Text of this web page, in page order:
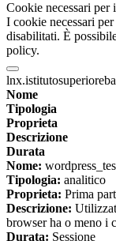
Cookie necessari per
I cookie necessari
disabilitati. È
policy.
Nome
Tipologia
Proprieta
Descrizione
Durata
Nome:
Tipologia: analitico
Proprieta: Prima
Descrizione:
browser ha o meno i
Durata: Sessione